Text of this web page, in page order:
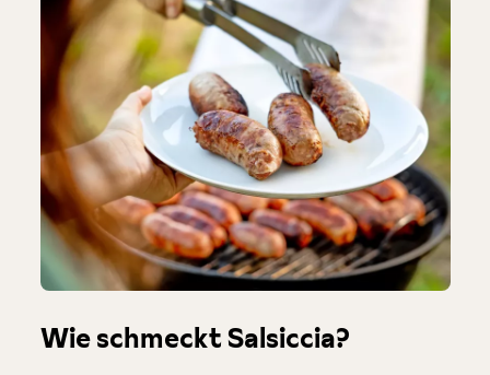
Wie schmeckt Salsiccia?